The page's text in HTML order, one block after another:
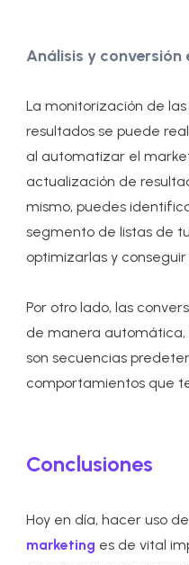
Análisis y conversión
La monitorización de
resultados se puede
al automatizar el
actualización de
mismo, puedes
segmento de listas de
optimizarlas y
Por otro lado, las
de manera
son secuencias
comportamientos que
Conclusiones
Hoy en día, hacer uso
marketing es de vital